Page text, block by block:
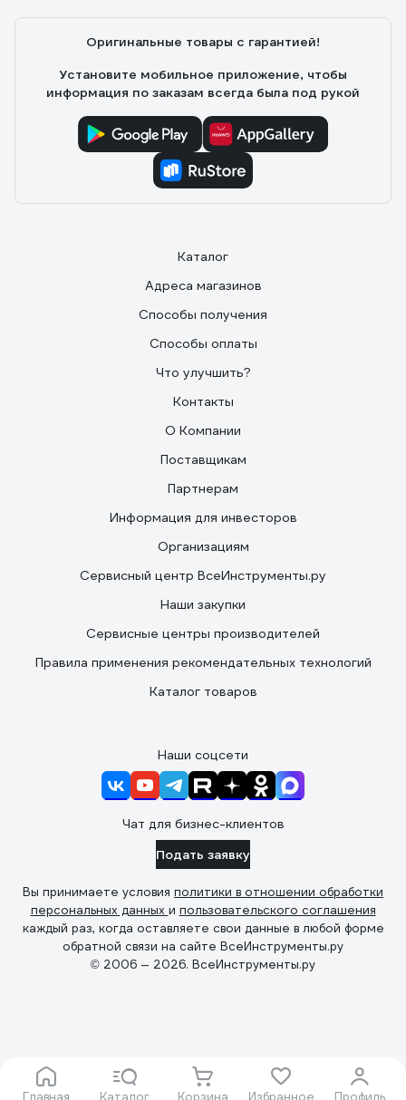
Главная Каталог Корзина Избранное Профиль
Оригинальные товары с гарантией!
Установите мобильное приложение, чтобы
информация по заказам всегда была под рукой
Каталог
Адреса магазинов
Способы получения
Способы оплаты
Что улучшить?
Контакты
О Компании
Поставщикам
Партнерам
Информация для инвесторов
Организациям
Сервисный центр ВсеИнструменты.ру
Наши закупки
Сервисные центры производителей
Правила применения рекомендательных технологий
Каталог товаров
Наши соцсети
Чат для бизнес-клиентов
Подать заявку
Вы принимаете условия политики в отношении обработки
персональных данных и пользовательского соглашения
каждый раз, когда оставляете свои данные в любой форме
обратной связи на сайте ВсеИнструменты.ру
© 2006 — 2026. ВсеИнструменты.ру